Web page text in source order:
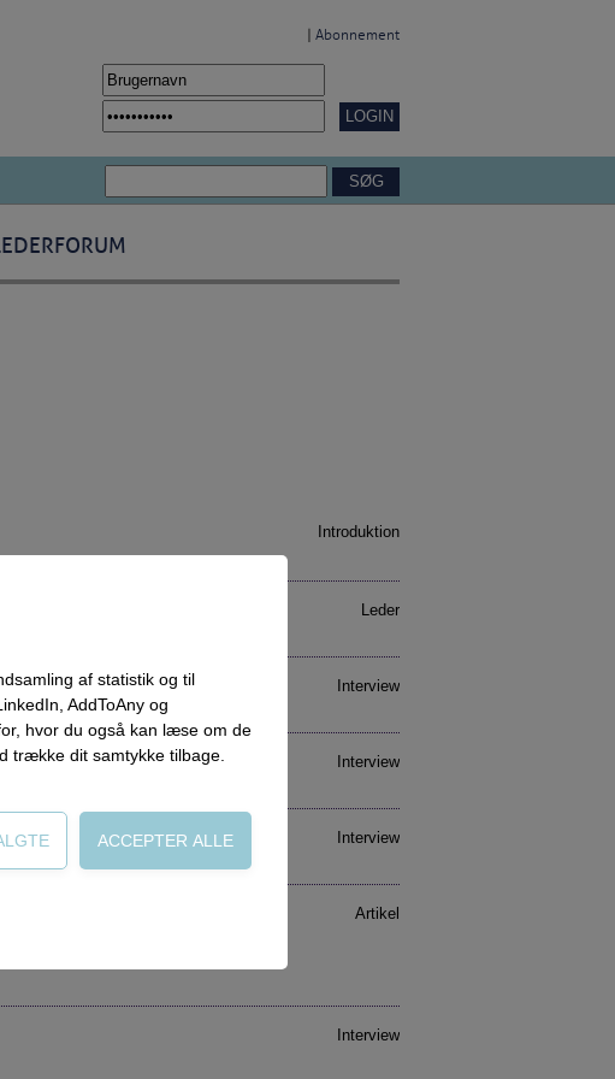
Abonnement
Introduktion
Leder
Interview
Interview
Interview
Artikel
Interview
af statistik og til
AddToAny og
hvor du også kan læse om de
trække dit samtykke tilbage.
adgangskontrol